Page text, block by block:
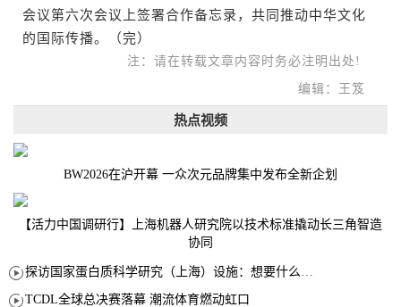
会议第六次会议上签署合作备忘录，共同推动中华文化
的国际传播。（完）
注：请在转载文章内容时务必注明出处!
编辑：王笈
热点视频
BW2026在沪开幕 一众次元品牌集中发布全新企划
【活力中国调研行】上海机器人研究院以技术标准撬动长三角智造
协同
TCDL全球总决赛落幕 潮流体育燃动虹口